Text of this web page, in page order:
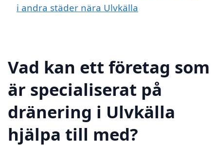
i andra städer nära Ulvkälla
Vad kan ett företag som
är specialiserat på
dränering i Ulvkälla
hjälpa till med?